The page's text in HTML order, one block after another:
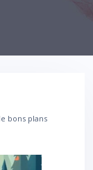
bons plans